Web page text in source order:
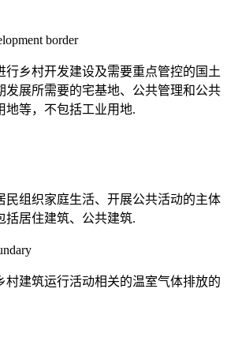
border
行乡村开发建设及需要重点管控的国土
发展所需要的宅基地、公共管理和公共
地等，不包括工业用地.
民组织家庭生活、开展公共活动的主体
括居住建筑、公共建筑.
村建筑运行活动相关的温室气体排放的